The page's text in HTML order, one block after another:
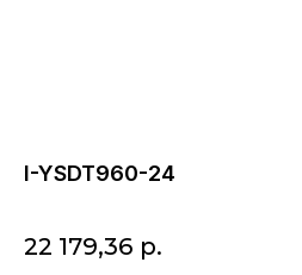
I-YSDT960-24
22 179,36 р.
Новости